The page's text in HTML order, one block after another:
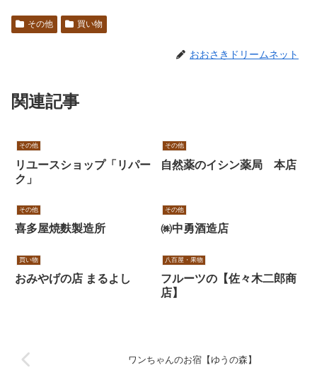
その他 買い物
おおさきドリームネット
関連記事
その他
リユースショップ「リパー
ク」
その他
自然薬のイシン薬局 本店
その他
喜多屋焼麩製造所
その他
㈱中勇酒造店
買い物
おみやげの店 まるよし
八百屋・果物
フルーツの【佐々木二郎商
店】
ワンちゃんのお宿【ゆうの森】